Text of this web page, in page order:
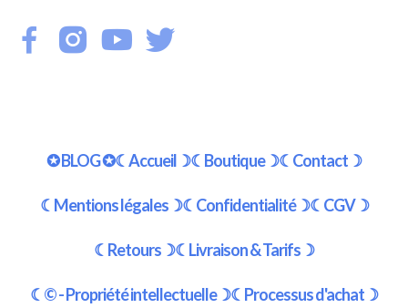
✪ BLOG ✪☾Accueil☽☾Boutique☽☾Contact☽
☾Mentions légales☽☾Confidentialité☽☾CGV☽
☾Retours☽☾Livraison & Tarifs☽
☾© - Propriété intellectuelle☽☾Processus d'achat☽